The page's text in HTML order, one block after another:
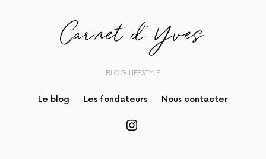
BLOG LIFESTYLE
Le blog Les fondateurs Nous contacter